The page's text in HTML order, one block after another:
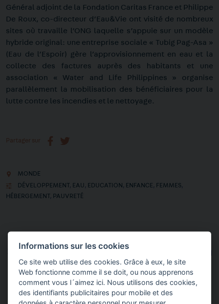
Général adjoint de la Fondation Caritas France et Philippe
De Roux, co-directeur d’Eau&Vie ont visité de nombreux
sites où travaille l’ONG laquelle s’appuie sur un modèle
hybride original: une entreprise sociale « Tubig Pag-Asa »
(Eau de l’Espoir) gère l’approvisionnement en eau et la
collecte des factures auprès des habitants et une
association « Water and Life Philippines » organise
parallèlement la mobilisation des bénéficiaires pour la
lutte contre les incendies et le nettoyage.
Partager sur
MONDE
DÉVELOPPEMENT
, EAU , EDUCATION , ENFANCE , FEMMES,
HÉBERGEMENT, PAUVRETÉ
Soutenir les projets de la Fondation
Découvrir
Informations sur les cookies
Ce site web utilise des cookies. Grâce à eux, le site
Web fonctionne comme il se doit, ou nous apprenons
comment vous l´aimez ici. Nous utilisons des cookies,
des identifiants publicitaires pour mobile et des